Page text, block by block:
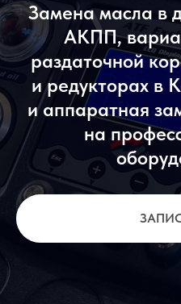
Замена масла в
АКПП,
раздаточной
и редукторах в
и аппаратная
на